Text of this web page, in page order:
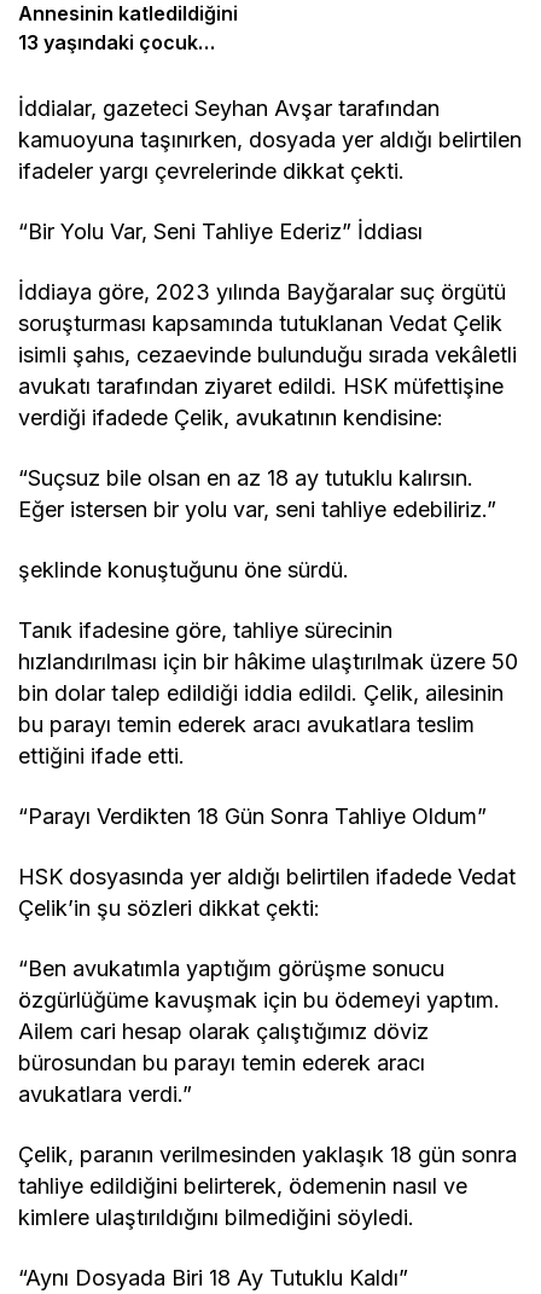
Annesinin katledildiğini
13 yaşındaki çocuk
İddialar, gazeteci Seyhan Avşar tarafından
kamuoyuna taşınırken, dosyada yer aldığı belirtilen
ifadeler yargı çevrelerinde dikkat çekti.
“Bir Yolu Var, Seni Tahliye Ederiz” İddiası
İddiaya göre, 2023 yılında Bayğaralar suç örgütü
soruşturması kapsamında tutuklanan Vedat Çelik
isimli şahıs, cezaevinde bulunduğu sırada vekâletli
avukatı tarafından ziyaret edildi. HSK müfettişine
verdiği ifadede Çelik, avukatının kendisine:
“Suçsuz bile olsan en az 18 ay tutuklu kalırsın.
Eğer istersen bir yolu var, seni tahliye edebiliriz.”
şeklinde konuştuğunu öne sürdü.
Tanık ifadesine göre, tahliye sürecinin
hızlandırılması için bir hâkime ulaştırılmak üzere 50
bin dolar talep edildiği iddia edildi. Çelik, ailesinin
bu parayı temin ederek aracı avukatlara teslim
ettiğini ifade etti.
“Parayı Verdikten 18 Gün Sonra Tahliye Oldum”
HSK dosyasında yer aldığı belirtilen ifadede Vedat
Çelik’in şu sözleri dikkat çekti:
“Ben avukatımla yaptığım görüşme sonucu
özgürlüğüme kavuşmak için bu ödemeyi yaptım.
Ailem cari hesap olarak çalıştığımız döviz
bürosundan bu parayı temin ederek aracı
avukatlara verdi.”
Çelik, paranın verilmesinden yaklaşık 18 gün sonra
tahliye edildiğini belirterek, ödemenin nasıl ve
kimlere ulaştırıldığını bilmediğini söyledi.
“Aynı Dosyada Biri 18 Ay Tutuklu Kaldı”